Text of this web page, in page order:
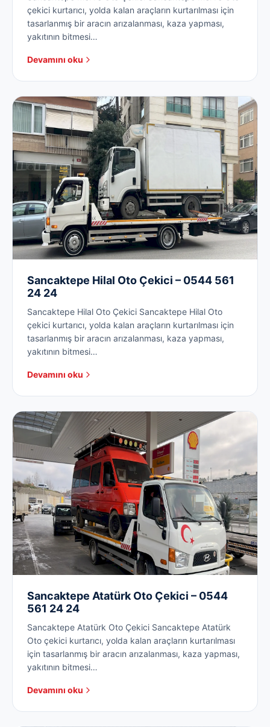
çekici kurtarıcı, yolda kalan araçların kurtarılması için
tasarlanmış bir aracın arızalanması, kaza yapması,
yakıtının bitmesi…
Devamını oku
Sancaktepe Hilal Oto Çekici – 0544 561
24 24
Sancaktepe Hilal Oto Çekici Sancaktepe Hilal Oto
çekici kurtarıcı, yolda kalan araçların kurtarılması için
tasarlanmış bir aracın arızalanması, kaza yapması,
yakıtının bitmesi…
Devamını oku
Sancaktepe Atatürk Oto Çekici – 0544
561 24 24
Sancaktepe Atatürk Oto Çekici Sancaktepe Atatürk
Oto çekici kurtarıcı, yolda kalan araçların kurtarılması
için tasarlanmış bir aracın arızalanması, kaza yapması,
yakıtının bitmesi…
Devamını oku